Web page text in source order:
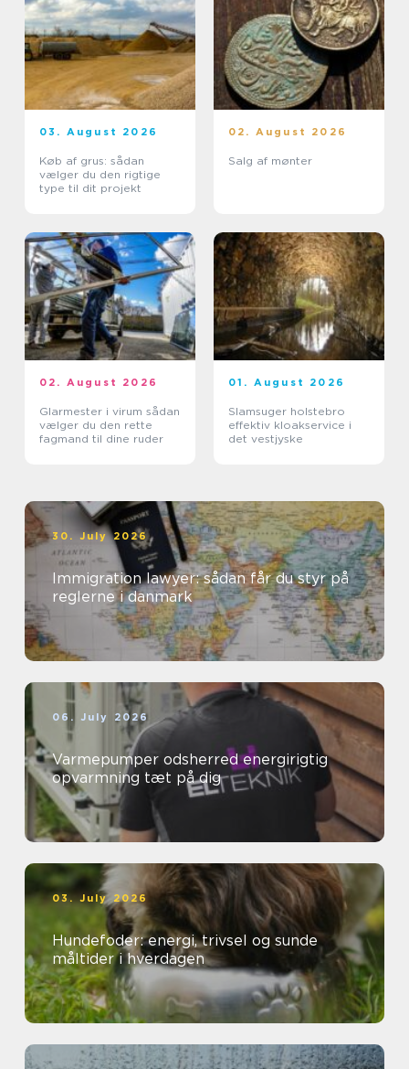
03. August 2026
Køb af grus: sådan
vælger du den rigtige
type til dit projekt
02. August 2026
Salg af mønter
02. August 2026
Glarmester i virum sådan
vælger du den rette
fagmand til dine ruder
01. August 2026
Slamsuger holstebro
effektiv kloakservice i
det vestjyske
30. July 2026
Immigration lawyer: sådan får du styr på
reglerne i danmark
06. July 2026
Varmepumper odsherred energirigtig
opvarmning tæt på dig
03. July 2026
Hundefoder: energi, trivsel og sunde
måltider i hverdagen